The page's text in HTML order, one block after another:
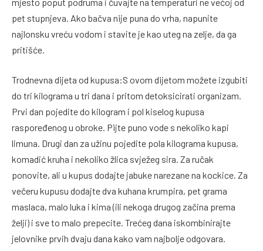
pet stupnjeva. Ako bačva nije puna do vrha, napunite
najlonsku vreću vodom i stavite je kao uteg na zelje, da ga
pritišće.
Trodnevna dijeta od kupusa:S ovom dijetom možete izgubiti
do tri kilograma u tri dana i pritom detoksicirati organizam.
Prvi dan pojedite do kilogram i pol kiselog kupusa
raspoređenog u obroke. Pijte puno vode s nekoliko kapi
limuna. Drugi dan za užinu pojedite pola kilograma kupusa,
komadić kruha i nekoliko žlica svježeg sira. Za ručak
ponovite, ali u kupus dodajte jabuke narezane na kockice. Za
večeru kupusu dodajte dva kuhana krumpira, pet grama
maslaca, malo luka i kima (ili nekoga drugog začina prema
želji) i sve to malo prepecite. Trećeg dana iskombinirajte
jelovnike prvih dvaju dana kako vam najbolje odgovara.